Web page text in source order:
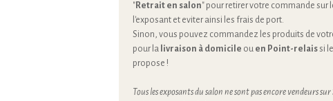
"Retrait en salon" pour retirer votre commande sur
l'exposant et eviter ainsi les frais de port.
Sinon, vous pouvez commandez les produits de
pour la livraison à domicile ou en Point-relais si
propose !
Tous les exposants du salon ne sont pas encore vendeurs